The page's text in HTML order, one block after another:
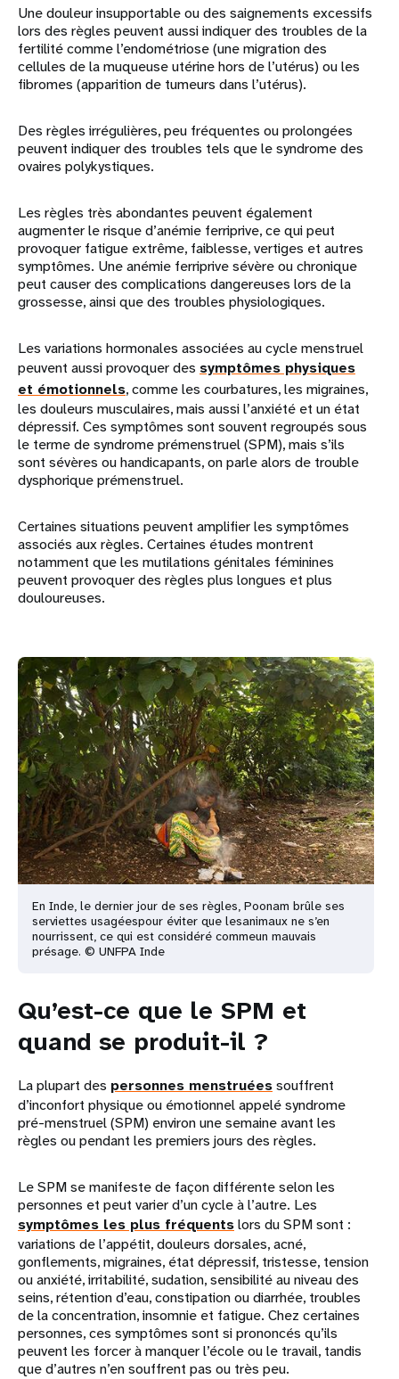
Une douleur insupportable ou des saignements excessifs
lors des règles peuvent aussi indiquer des troubles de la
fertilité comme l’endométriose (une migration des
cellules de la muqueuse utérine hors de l’utérus) ou les
fibromes (apparition de tumeurs dans l’utérus).
Des règles irrégulières, peu fréquentes ou prolongées
peuvent indiquer des troubles tels que le syndrome des
ovaires polykystiques.
Les règles très abondantes peuvent également
augmenter le risque d’anémie ferriprive, ce qui peut
provoquer fatigue extrême, faiblesse, vertiges et autres
symptômes. Une anémie ferriprive sévère ou chronique
peut causer des complications dangereuses lors de la
grossesse, ainsi que des troubles physiologiques.
Les variations hormonales associées au cycle menstruel
peuvent aussi provoquer des symptômes physiques
et émotionnels, comme les courbatures, les migraines,
les douleurs musculaires, mais aussi l’anxiété et un état
dépressif. Ces symptômes sont souvent regroupés sous
le terme de syndrome prémenstruel (SPM), mais s’ils
sont sévères ou handicapants, on parle alors de trouble
dysphorique prémenstruel.
Certaines situations peuvent amplifier les symptômes
associés aux règles. Certaines études montrent
notamment que les mutilations génitales féminines
peuvent provoquer des règles plus longues et plus
douloureuses.
En Inde, le dernier jour de ses règles, Poonam brûle ses
serviettes usagéespour éviter que lesanimaux ne s’en
nourrissent, ce qui est considéré commeun mauvais
présage. © UNFPA Inde
Qu’est-ce que le SPM et
quand se produit-il ?
La plupart des personnes menstruéessouffrent
d’inconfort physique ou émotionnel appelé syndrome
pré-menstruel (SPM) environ une semaine avant les
règles ou pendant les premiers jours des règles.
Le SPM se manifeste de façon différente selon les
personnes et peut varier d’un cycle à l’autre. Les
symptômes les plus fréquentslors du SPM sont :
variations de l’appétit, douleurs dorsales, acné,
gonflements, migraines, état dépressif, tristesse, tension
ou anxiété, irritabilité, sudation, sensibilité au niveau des
seins, rétention d’eau, constipation ou diarrhée, troubles
de la concentration, insomnie et fatigue. Chez certaines
personnes, ces symptômes sont si prononcés qu’ils
peuvent les forcer à manquer l’école ou le travail, tandis
que d’autres n’en souffrent pas ou très peu.